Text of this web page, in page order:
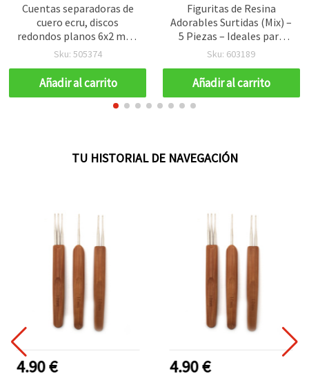
Cuentas separadoras de
cuero ecru, discos
redondos planos 6x2 mm,
aprox. 445 uds (11 g) –
bisutería, enfilado y
proyectos de
Sku: 505374
Añadir al carrito
Figuritas de Resina
Adorables Surtidas (Mix) –
5 Piezas – Ideales para
Manualidades, Decoración
Sku: 603189
Añadir al carrito
TU HISTORIAL DE NAVEGACIÓN
4.90 € 4.90 €